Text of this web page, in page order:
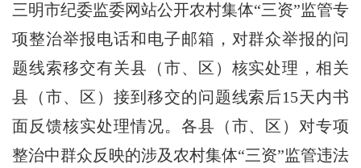
三明市纪委监委网站公开农村集体“三资”监管专
项整治举报电话和电子邮箱，对群众举报的问
题线索移交有关县（市、区）核实处理，相关
县（市、区）接到移交的问题线索后15天内书
面反馈核实处理情况。各县（市、区）对专项
整治中群众反映的涉及农村集体“三资”监管违法